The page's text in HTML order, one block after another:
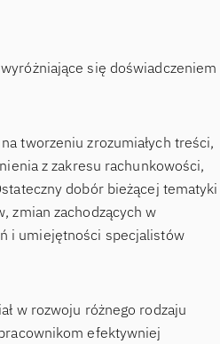
się doświadczeniem
tworzeniu zrozumiałych treści,
z zakresu rachunkowości,
dobór bieżącej tematyki
zmian zachodzących w
i umiejętności specjalistów
w rozwoju różnego rodzaju
efektywniej